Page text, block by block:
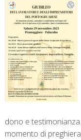
dono e
momento di